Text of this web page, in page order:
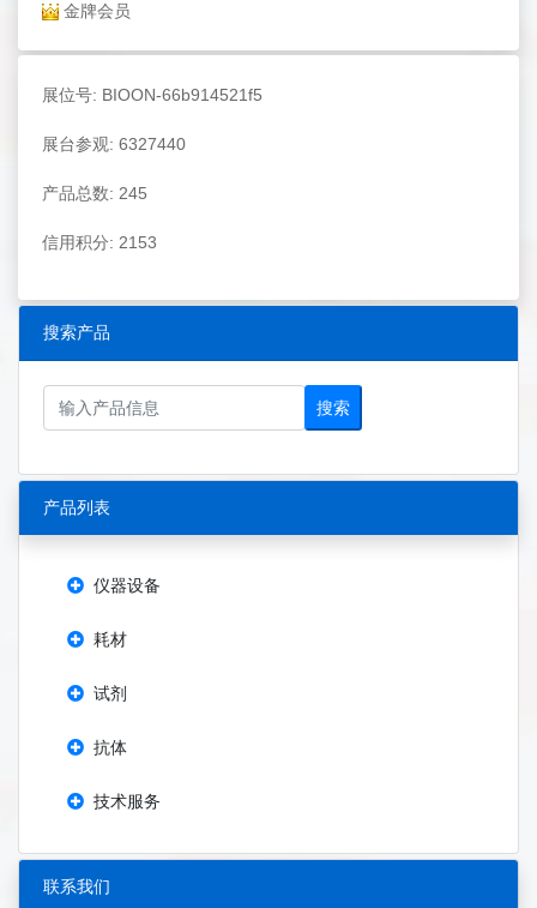
金牌会员
展位号: BIOON-66b914521f5
展台参观: 6327440
产品总数: 245
信用积分: 2153
搜索产品
搜索
产品列表
仪器设备
耗材
试剂
抗体
技术服务
联系我们